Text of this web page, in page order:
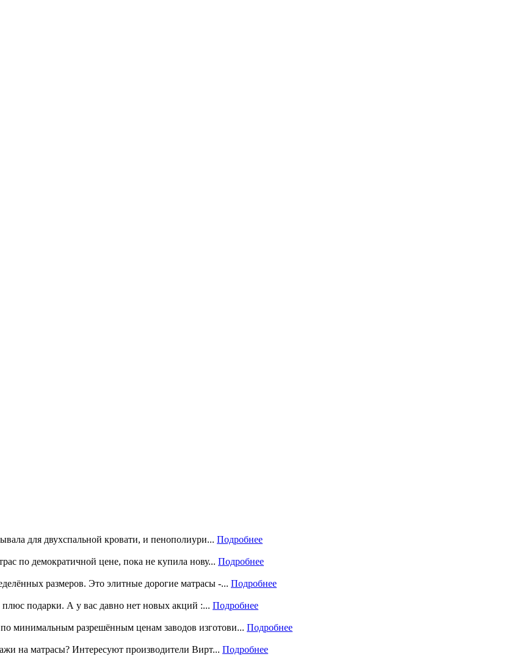
для двухспальной кровати, и пенополиури... Подробнее
по демократичной цене, пока не купила нову... Подробнее
размеров. Это элитные дорогие матрасы -... Подробнее
подарки. А у вас давно нет новых акций :... Подробнее
минимальным разрешённым ценам заводов изготови... Подробнее
на матрасы? Интересуют производители Вирт... Подробнее